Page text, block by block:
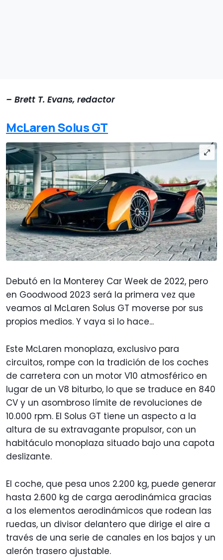
– Brett T. Evans, redactor
McLaren Solus GT
Debutó en la Monterey Car Week de 2022, pero
en Goodwood 2023 será la primera vez que
veamos al McLaren Solus GT moverse por sus
propios medios. Y vaya si lo hace...
Este McLaren monoplaza, exclusivo para
circuitos, rompe con la tradición de los coches
de carretera con un motor V10 atmosférico en
lugar de un V8 biturbo, lo que se traduce en 840
CV y un asombroso límite de revoluciones de
10.000 rpm. El Solus GT tiene un aspecto a la
altura de su extravagante propulsor, con un
habitáculo monoplaza situado bajo una capota
deslizante.
El coche, que pesa unos 2.200 kg, puede generar
hasta 2.600 kg de carga aerodinámica gracias
a los elementos aerodinámicos que rodean las
ruedas, un divisor delantero que dirige el aire a
través de una serie de canales en los bajos y un
alerón trasero ajustable.